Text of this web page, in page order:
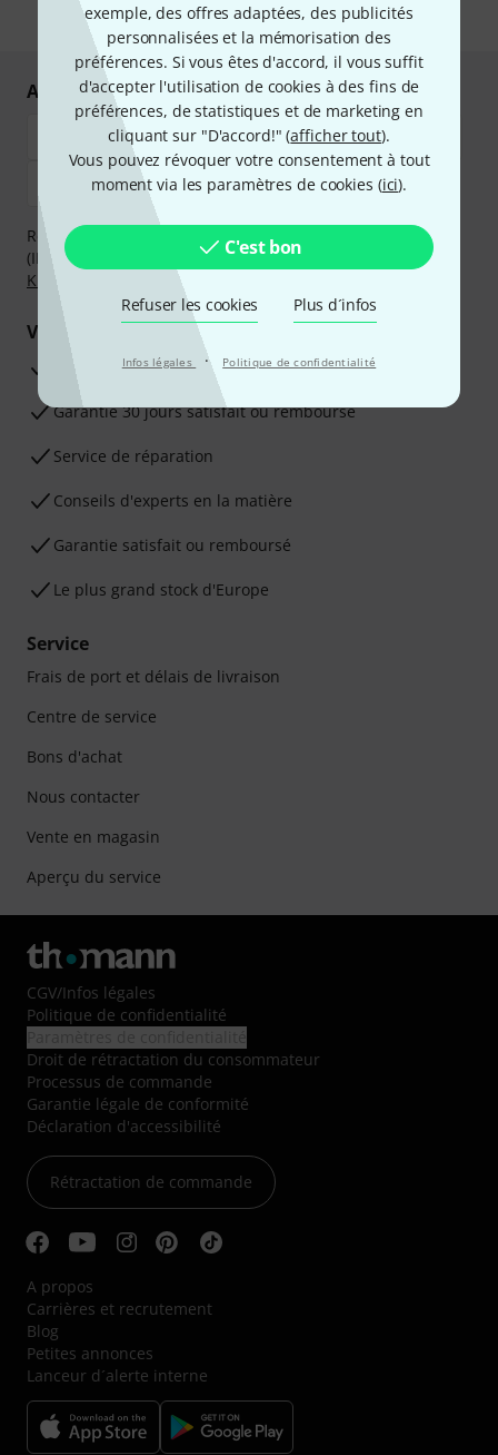
exemple, des offres adaptées, des publicités
personnalisées et la mémorisation des
préférences. Si vous êtes d'accord, il vous suffit
d'accepter l'utilisation de cookies à des fins de
préférences, de statistiques et de marketing en
cliquant sur "D'accord!" (afficher tout).
Vous pouvez révoquer votre consentement à tout
moment via les paramètres de cookies (ici).
C'est bon
Refuser les cookies Plus d´infos
Infos légales · Politique de confidentialité
* Requis
Achetez et payez en toute sécurité
Réglez de manière sûre et sécurisée par Virement
(IBAN/BIC), PayPal, Amazon Pay, Klarna Payer Maintenant
Klarna Payer en 3 fois
Vos avantages
Ga­ran­tie Thomann 3 ans
Garantie 30 jours satisfait ou remboursé
Service de réparation
Conseils d'experts en la matière
Garantie satisfait ou remboursé
Le plus grand stock d'Europe
Service
Frais de port et délais de livraison
Centre de service
Bons d'achat
Nous contacter
Vente en magasin
Aperçu du service
CGV/Infos légales
Politique de confidentialité
Droit de rétractation du consommateur
Processus de commande
Garantie légale de conformité
Déclaration d'accessibilité
Rétractation de commande
A propos
Carrières et recrutement
Blog
Petites annonces
Lanceur d´alerte interne